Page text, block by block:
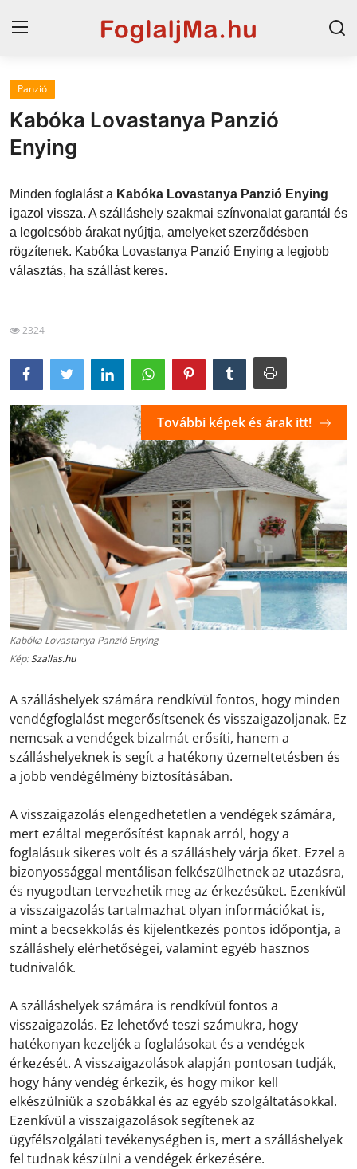
Horvát tengerpart
Magyarország
Szállások a Balatonon
Szállások Hajdúszoboszlón
Blog
Panzió
Kabóka Lovastanya Panzió
Enying
Minden foglalást a Kabóka Lovastanya Panzió Enying
igazol vissza. A szálláshely szakmai színvonalat garantál és
a legolcsóbb árakat nyújtja, amelyeket szerződésben
rögzítenek. Kabóka Lovastanya Panzió Enying a legjobb
választás, ha szállást keres.
2324
Kabóka Lovastanya Panzió Enying
Kép:Szallas.hu
További képek és árak itt!
A szálláshelyek számára rendkívül fontos, hogy minden
vendégfoglalást megerősítsenek és visszaigazoljanak. Ez
nemcsak a vendégek bizalmát erősíti, hanem a
szálláshelyeknek is segít a hatékony üzemeltetésben és
a jobb vendégélmény biztosításában.
A visszaigazolás elengedhetetlen a vendégek számára,
mert ezáltal megerősítést kapnak arról, hogy a
foglalásuk sikeres volt és a szálláshely várja őket. Ezzel a
bizonyossággal mentálisan felkészülhetnek az utazásra,
és nyugodtan tervezhetik meg az érkezésüket. Ezenkívül
a visszaigazolás tartalmazhat olyan információkat is,
mint a becsekkolás és kijelentkezés pontos időpontja, a
szálláshely elérhetőségei, valamint egyéb hasznos
tudnivalók.
A szálláshelyek számára is rendkívül fontos a
visszaigazolás. Ez lehetővé teszi számukra, hogy
hatékonyan kezeljék a foglalásokat és a vendégek
érkezését. A visszaigazolások alapján pontosan tudják,
hogy hány vendég érkezik, és hogy mikor kell
elkészülniük a szobákkal és az egyéb szolgáltatásokkal.
Ezenkívül a visszaigazolások segítenek az
ügyfélszolgálati tevékenységben is, mert a szálláshelyek
fel tudnak készülni a vendégek érkezésére.